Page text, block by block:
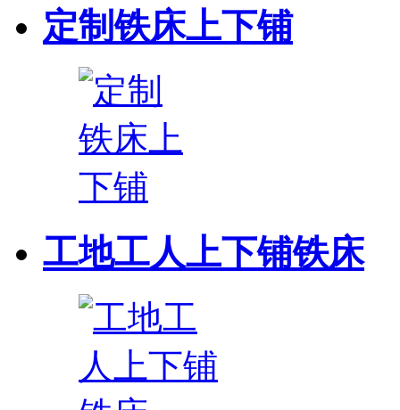
定制铁床上下铺
工地工人上下铺铁床